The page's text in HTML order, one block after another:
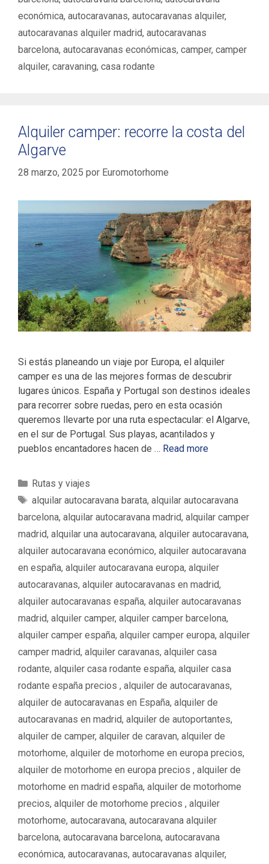
económica, autocaravanas, autocaravanas alquiler,
autocaravanas alquiler madrid, autocaravanas
barcelona, autocaravanas económicas, camper, camper
alquiler, caravaning, casa rodante
Alquiler camper: recorre la costa del
Algarve
28 marzo, 2025 por Euromotorhome
Si estás planeando un viaje por Europa, el alquiler
camper es una de las mejores formas de descubrir
lugares únicos. España y Portugal son destinos ideales
para recorrer sobre ruedas, pero en esta ocasión
queremos llevarte por una ruta espectacular: el Algarve,
en el sur de Portugal. Sus playas, acantilados y
pueblos encantadores hacen de … Read more
C
a
g
o
r
í
a
s
Rutas y viajes
E
t
u
e
t
a
s
alquilar autocaravana barata, alquilar autocaravana
barcelona, alquilar autocaravana madrid, alquilar camper
madrid, alquilar una autocaravana, alquiler autocaravana,
alquiler autocaravana económico, alquiler autocaravana
en españa, alquiler autocaravana europa, alquiler
autocaravanas, alquiler autocaravanas en madrid,
alquiler autocaravanas españa, alquiler autocaravanas
madrid, alquiler camper, alquiler camper barcelona,
alquiler camper españa, alquiler camper europa, alquiler
camper madrid, alquiler caravanas, alquiler casa
rodante, alquiler casa rodante españa, alquiler casa
rodante españa precios ‌‌ , alquiler de autocaravanas,
alquiler de autocaravanas en España, alquiler de
autocaravanas en madrid, alquiler de autoportantes,
alquiler de camper, alquiler de caravan, alquiler de
motorhome, alquiler de motorhome en europa precios,
alquiler de motorhome en europa precios ‌ , alquiler de
motorhome en madrid españa, alquiler de motorhome
precios, alquiler de motorhome precios ‌ , alquiler
motorhome, autocaravana, autocaravana alquiler
barcelona, autocaravana barcelona, autocaravana
económica, autocaravanas, autocaravanas alquiler,